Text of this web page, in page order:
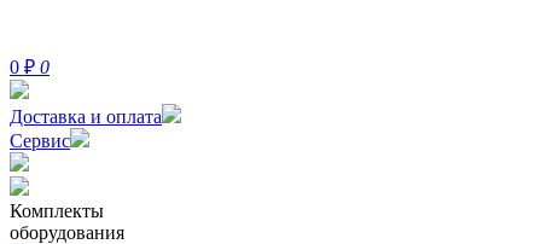
0 ₽ 0
Доставка и оплата
Сервис
Комплекты
оборудования